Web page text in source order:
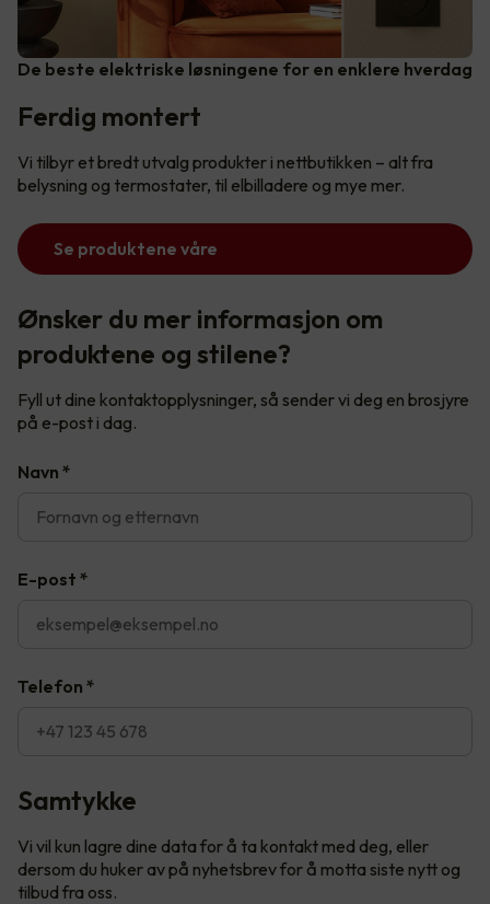
De beste elektriske løsningene for en enklere hverdag
Ferdig montert
Vi tilbyr et bredt utvalg produkter i nettbutikken – alt fra
belysning og termostater, til elbilladere og mye mer.
Se produktene våre
Ønsker du mer informasjon om
produktene og stilene?
Fyll ut dine kontaktopplysninger, så sender vi deg en brosjyre
på e-post i dag.
Navn *
E-post *
Telefon *
Samtykke
Vi vil kun lagre dine data for å ta kontakt med deg, eller
dersom du huker av på nyhetsbrev for å motta siste nytt og
tilbud fra oss.